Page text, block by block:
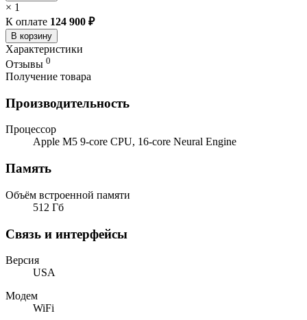
× 1
К оплате 124 900 ₽
В корзину
Характеристики
Отзывы 0
Получение товара
Производительность
Процессор
Apple M5 9-core CPU, 16-core Neural Engine
Память
Объём встроенной памяти
512 Гб
Связь и интерфейсы
Версия
USA
Модем
WiFi